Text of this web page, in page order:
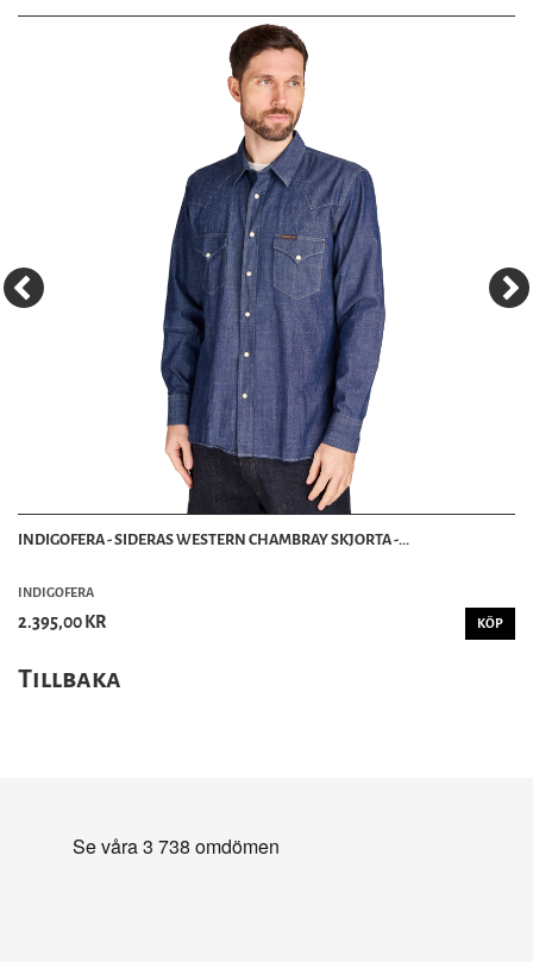
INDIGOFERA - SIDERAS WESTERN CHAMBRAY SKJORTA -...
INDIGOFERA
2.395,00 KR KÖP
Tillbaka